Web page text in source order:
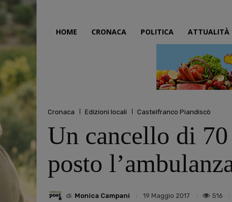
HOME CRONACA POLITICA ATTUALITÀ
Cronaca Edizioni locali Castelfranco Piandiscò
Un cancello di
posto
di Monica Campani 19 Maggio 2017 516